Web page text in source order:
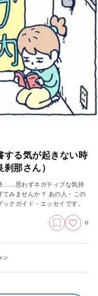
する気が起きない時
那さん）
……思わずネガティブな気持
みませんか？ あの人・この
クガイド・エッセイです。
0
ン